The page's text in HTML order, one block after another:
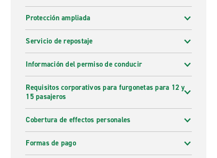
Protección ampliada
Servicio de repostaje
Información del permiso de conducir
Requisitos corporativos para furgonetas para 12 y
15 pasajeros
Cobertura de effectos personales
Formas de pago